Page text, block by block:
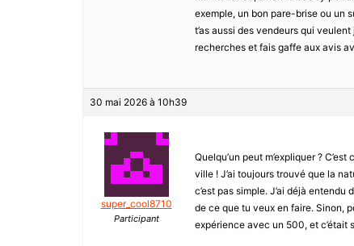
exemple, un bon pare-brise ou un
t’as aussi des vendeurs qui
recherches et fais gaffe aux avis
30 mai 2026 à 10h39
super_cool8710
Participant
Quelqu’un peut m’expliquer ?
ville ! J’ai toujours trouvé que la
c’est pas simple. J’ai déjà
de ce que tu veux en faire. Sinon,
expérience avec un 500, et c’était